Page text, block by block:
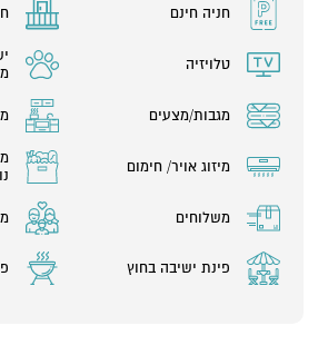
חניה חינם
טלויזיה
מגבות/מצעים
מיזוג אויר/ חימום
משלוחים
פינת ישיבה בחוץ